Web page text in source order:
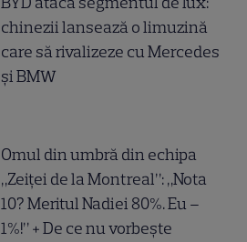
chinezii lansează o limuzină
care să rivalizeze cu Mercedes
și BMW
Omul din umbră din echipa
„Zeiței de la Montreal”: „Nota
10? Meritul Nadiei 80%. Eu –
1%!” + De ce nu vorbește